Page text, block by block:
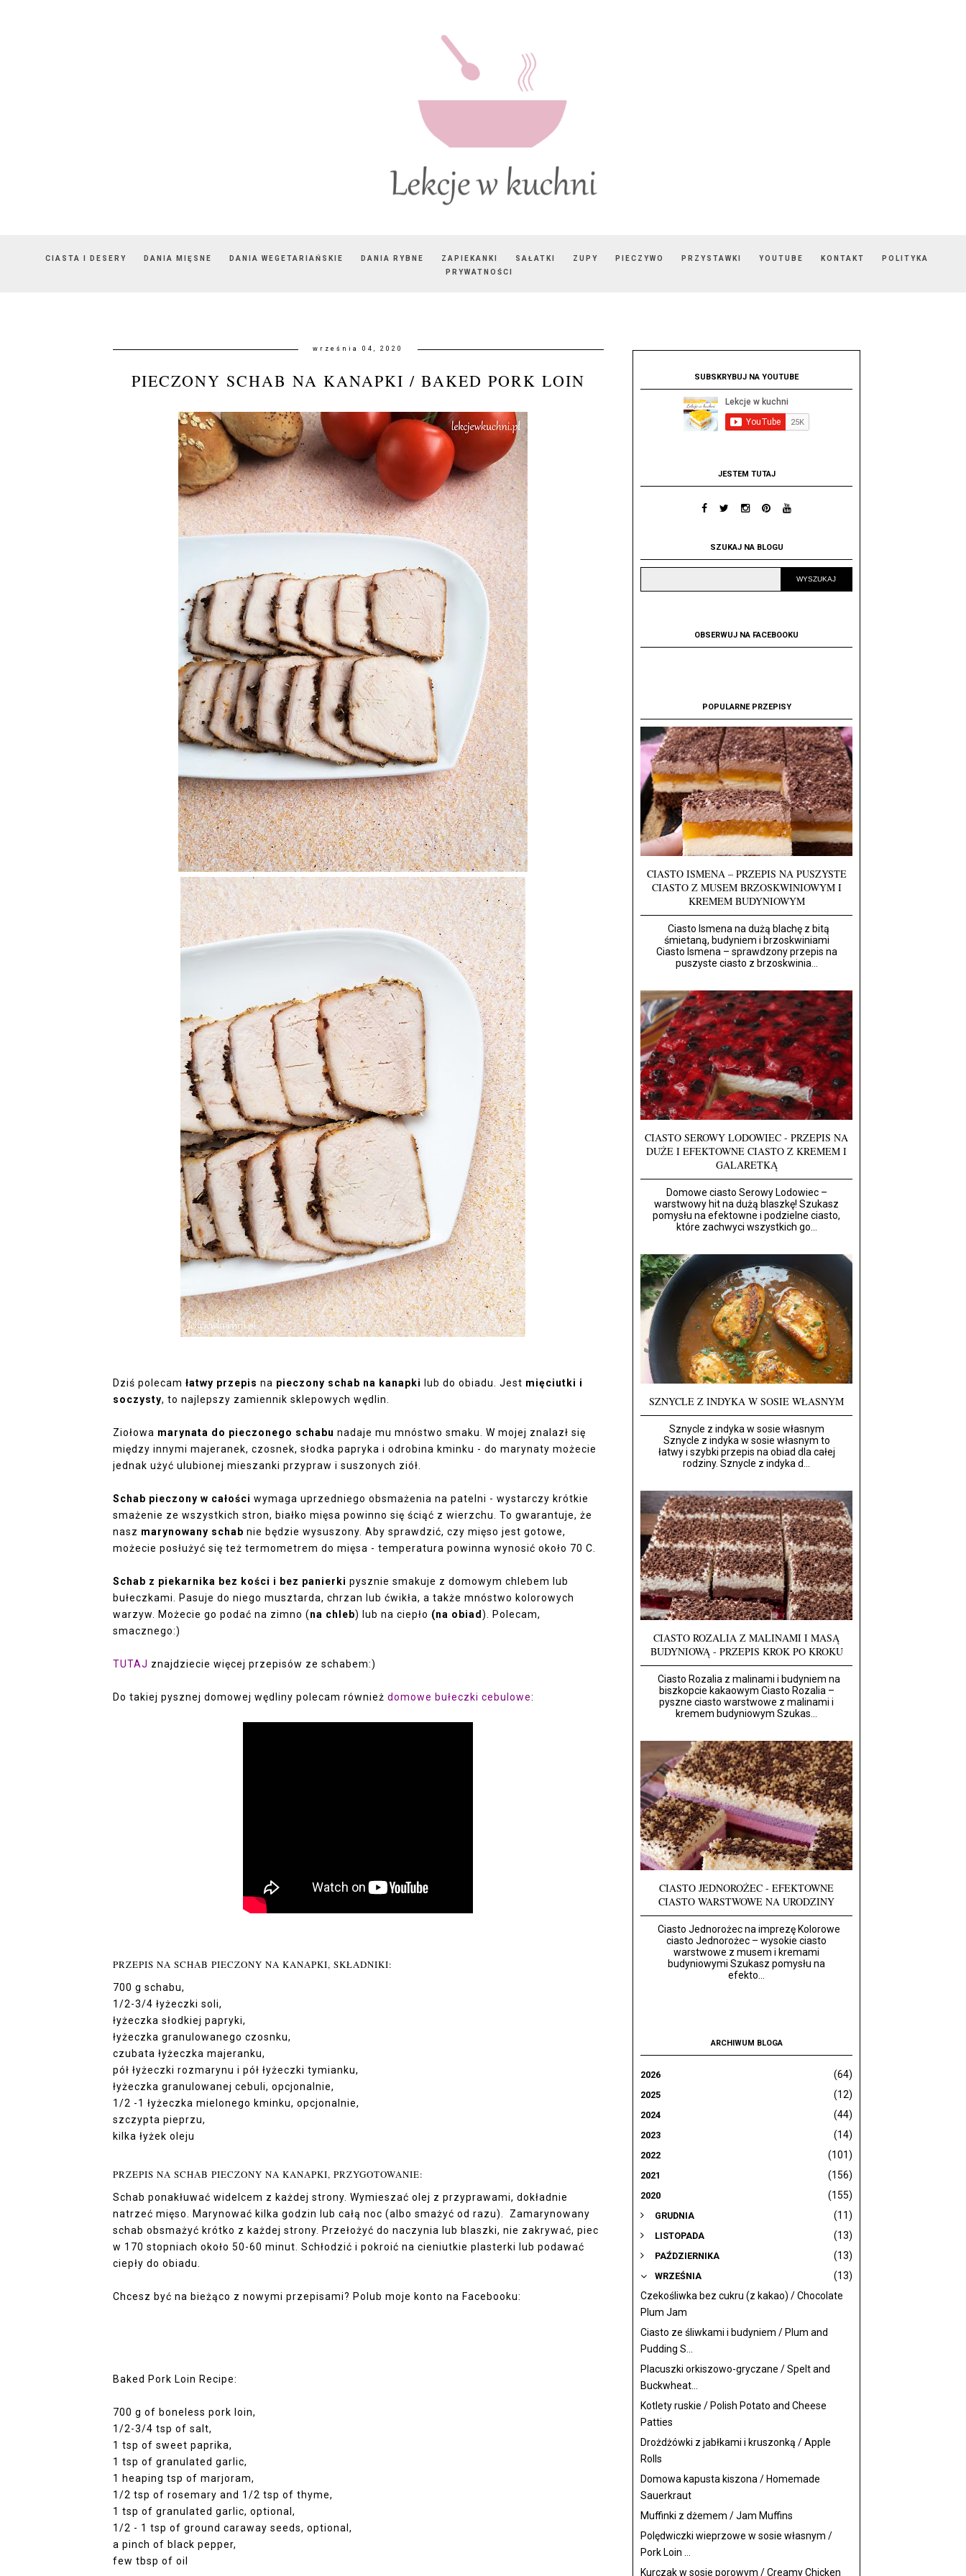
CIASTA I DESERY DANIA MIĘSNE DANIA WEGETARIAŃSKIE DANIA RYBNE ZAPIEKANKI SAŁATKI ZUPY PIECZYWO PRZYSTAWKI YOUTUBE KONTAKT
POLITYKA
PRYWATNOŚCI
września 04, 2020
PIECZONY SCHAB NA KANAPKI / BAKED PORK LOIN
Dziś polecam łatwy przepis na pieczony schab na kanapki lub do obiadu. Jest mięciutki i
soczysty, to najlepszy zamiennik sklepowych wędlin.
Ziołowa marynata do pieczonego schabu nadaje mu mnóstwo smaku. W mojej znalazł się
między innymi majeranek, czosnek, słodka papryka i odrobina kminku - do marynaty możecie
jednak użyć ulubionej mieszanki przypraw i suszonych ziół.
Schab pieczony w całości wymaga uprzedniego obsmażenia na patelni - wystarczy krótkie
smażenie ze wszystkich stron, białko mięsa powinno się ściąć z wierzchu. To gwarantuje, że
nasz marynowany schab nie będzie wysuszony. Aby sprawdzić, czy mięso jest gotowe,
możecie posłużyć się też termometrem do mięsa - temperatura powinna wynosić około 70 C.
Schab z piekarnika bez kości i bez panierki pysznie smakuje z domowym chlebem lub
bułeczkami. Pasuje do niego musztarda, chrzan lub ćwikła, a także mnóstwo kolorowych
warzyw. Możecie go podać na zimno (na chleb) lub na ciepło (na obiad ). Polecam,
smacznego:)
TUTAJ znajdziecie więcej przepisów ze schabem:)
Do takiej pysznej domowej wędliny polecam również domowe bułeczki cebulowe:
PRZEPIS NA SCHAB PIECZONY NA KANAPKI, SKŁADNIKI:
700 g schabu,
1/2-3/4 łyżeczki soli,
łyżeczka słodkiej papryki,
łyżeczka granulowanego czosnku,
czubata łyżeczka majeranku,
pół łyżeczki rozmarynu i pół łyżeczki tymianku,
łyżeczka granulowanej cebuli, opcjonalnie,
1/2 -1 łyżeczka mielonego kminku, opcjonalnie,
szczypta pieprzu,
kilka łyżek oleju
PRZEPIS NA SCHAB PIECZONY NA KANAPKI, PRZYGOTOWANIE:
Schab ponakłuwać widelcem z każdej strony. Wymieszać olej z przyprawami, dokładnie
natrzeć mięso. Marynować kilka godzin lub całą noc (albo smażyć od razu). Zamarynowany
schab obsmażyć krótko z każdej strony. Przełożyć do naczynia lub blaszki, nie zakrywać, piec
w 170 stopniach około 50-60 minut. Schłodzić i pokroić na cieniutkie plasterki lub podawać
ciepły do obiadu.
Chcesz być na bieżąco z nowymi przepisami? Polub moje konto na Facebooku:
Baked Pork Loin Recipe:
700 g of boneless pork loin,
1/2-3/4 tsp of salt,
1 tsp of sweet paprika,
1 tsp of granulated garlic,
1 heaping tsp of marjoram,
1/2 tsp of rosemary and 1/2 tsp of thyme,
1 tsp of granulated garlic, optional,
1/2 - 1 tsp of ground caraway seeds, optional,
a pinch of black pepper,
few tbsp of oil
SUBSKRYBUJ NA YOUTUBE
JESTEM TUTAJ
SZUKAJ NA BLOGU
OBSERWUJ NA FACEBOOKU
POPULARNE PRZEPISY
CIASTO ISMENA – PRZEPIS NA PUSZYSTE
CIASTO Z MUSEM BRZOSKWINIOWYM I
KREMEM BUDYNIOWYM
Ciasto Ismena na dużą blachę z bitą
śmietaną, budyniem i brzoskwiniami
Ciasto Ismena – sprawdzony przepis na
puszyste ciasto z brzoskwinia...
CIASTO SEROWY LODOWIEC - PRZEPIS NA
DUŻE I EFEKTOWNE CIASTO Z KREMEM I
GALARETKĄ
Domowe ciasto Serowy Lodowiec –
warstwowy hit na dużą blaszkę! Szukasz
pomysłu na efektowne i podzielne ciasto,
które zachwyci wszystkich go...
SZNYCLE Z INDYKA W SOSIE WŁASNYM
Sznycle z indyka w sosie własnym
Sznycle z indyka w sosie własnym to
łatwy i szybki przepis na obiad dla całej
rodziny. Sznycle z indyka d...
CIASTO ROZALIA Z MALINAMI I MASĄ
BUDYNIOWĄ - PRZEPIS KROK PO KROKU
Ciasto Rozalia z malinami i budyniem na
biszkopcie kakaowym Ciasto Rozalia –
pyszne ciasto warstwowe z malinami i
kremem budyniowym Szukas...
CIASTO JEDNOROŻEC - EFEKTOWNE
CIASTO WARSTWOWE NA URODZINY
Ciasto Jednorożec na imprezę Kolorowe
ciasto Jednorożec – wysokie ciasto
warstwowe z musem i kremami
budyniowymi Szukasz pomysłu na
efekto...
ARCHIWUM BLOGA
2026 (64)
2025 (12)
2024 (44)
2023 (14)
2022 (101)
2021 (156)
2020 (155)
GRUDNIA (11)
LISTOPADA (13)
PAŹDZIERNIKA (13)
WRZEŚNIA
(13)
Czekośliwka bez cukru (z kakao) / Chocolate
Plum Jam
Ciasto ze śliwkami i budyniem / Plum and
Pudding S...
Placuszki orkiszowo-gryczane / Spelt and
Buckwheat...
Kotlety ruskie / Polish Potato and Cheese
Patties
Drożdżówki z jabłkami i kruszonką / Apple
Rolls
Domowa kapusta kiszona / Homemade
Sauerkraut
Muffinki z dżemem / Jam Muffins
Polędwiczki wieprzowe w sosie własnym /
Pork Loin ...
Kurczak w sosie porowym / Creamy Chicken